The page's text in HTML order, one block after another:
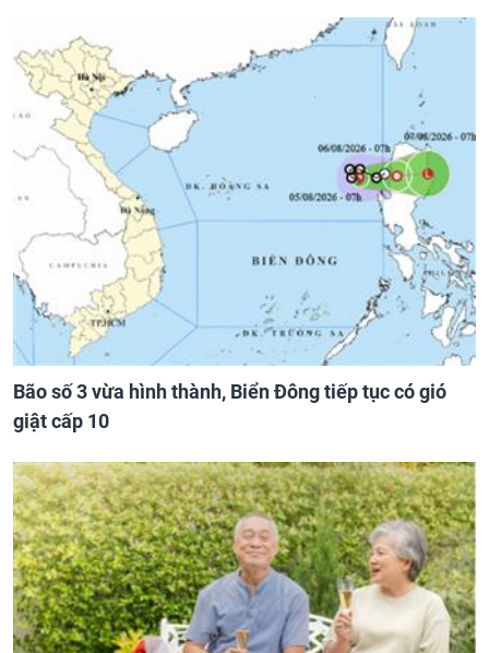
Bão số 3 vừa hình thành, Biển Đông tiếp tục có gió
giật cấp 10